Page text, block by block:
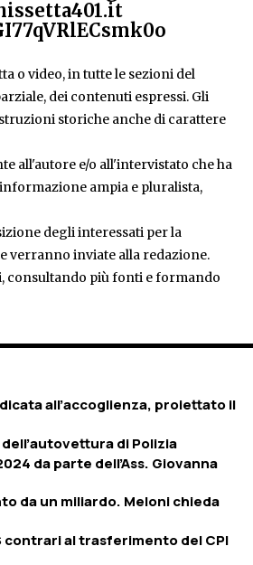
o video, in tutte le sezioni del
dei contenuti espressi. Gli
storiche anche di carattere
all'autore e/o all'intervistato che ha
ampia e pluralista,
degli interessati per la
verranno inviate alla redazione.
più fonti e formando
all’accoglienza, proiettato il
di Polizia
da parte dell’Ass. Giovanna
da un miliardo. Meloni chieda
contrari al trasferimento del CPI